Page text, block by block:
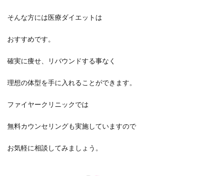
そんな方には医療ダイエットは
おすすめです。
確実に痩せ、リバウンドする事なく
理想の体型を手に入れることができます。
ファイヤークリニックでは
無料カウンセリングも実施していますので
お気軽に相談してみましょう。